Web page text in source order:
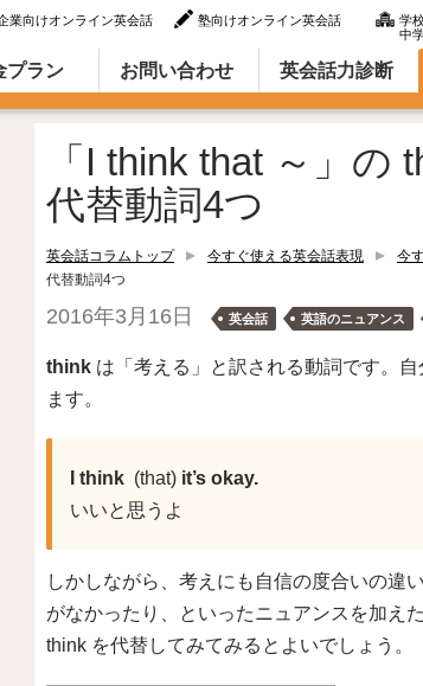
業向けオンライン英会話 塾向けオンライン英会話
学
中
（英語での言い方・英語表現）
プラン お問い合わせ 英会話力診断
「I think that ～」
代替動詞4つ
英会話コラムトップ 今すぐ使える英会話表現 今
代替動詞4つ
2016年3月16日 英会話 英語のニュアンス
think は「考える」と訳される動詞です。
ます。
I think (that) it’s okay.
いいと思うよ
しかしながら、考えにも自信の度合いの違
がなかったり、といったニュアンスを加え
think を代替してみてみるとよいでしょう。